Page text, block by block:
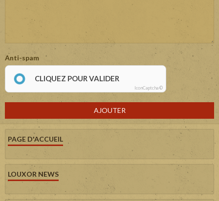
Anti-spam
CLIQUEZ POUR VALIDER
IconCaptcha ©
AJOUTER
PAGE D'ACCUEIL
LOUXOR NEWS